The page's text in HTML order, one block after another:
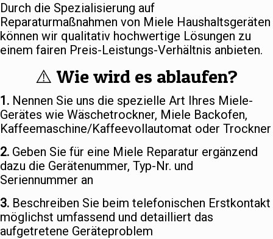
Durch die Spezialisierung auf
Reparaturmaßnahmen von Miele Haushaltsgeräten
können wir qualitativ hochwertige Lösungen zu
einem fairen Preis-Leistungs-Verhältnis anbieten.
⚠️ Wie wird es ablaufen?
1. Nennen Sie uns die spezielle Art Ihres Miele-
Gerätes wie Wäschetrockner, Miele Backofen,
Kaffeemaschine/Kaffeevollautomat oder Trockner
2. Geben Sie für eine Miele Reparatur ergänzend
dazu die Gerätenummer, Typ-Nr. und
Seriennummer an
3. Beschreiben Sie beim telefonischen Erstkontakt
möglichst umfassend und detailliert das
aufgetretene Geräteproblem